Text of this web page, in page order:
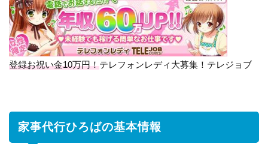
代
行
ひ
ろ
ば
情
報
登録お祝い金10万円！テレフォンレディ大募集！テレジョブ
家事代行ひろばの基本情報